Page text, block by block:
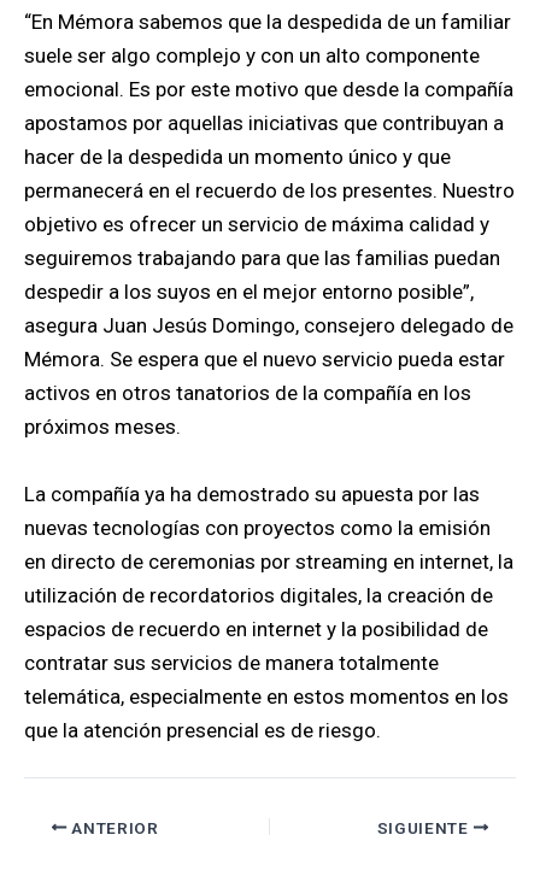
“En Mémora sabemos que la despedida de un familiar
suele ser algo complejo y con un alto componente
emocional. Es por este motivo que desde la compañía
apostamos por aquellas iniciativas que contribuyan a
hacer de la despedida un momento único y que
permanecerá en el recuerdo de los presentes. Nuestro
objetivo es ofrecer un servicio de máxima calidad y
seguiremos trabajando para que las familias puedan
despedir a los suyos en el mejor entorno posible”,
asegura Juan Jesús Domingo, consejero delegado de
Mémora. Se espera que el nuevo servicio pueda estar
activos en otros tanatorios de la compañía en los
próximos meses.
La compañía ya ha demostrado su apuesta por las
nuevas tecnologías con proyectos como la emisión
en directo de ceremonias por streaming en internet, la
utilización de recordatorios digitales, la creación de
espacios de recuerdo en internet y la posibilidad de
contratar sus servicios de manera totalmente
telemática, especialmente en estos momentos en los
que la atención presencial es de riesgo.
ANTERIOR SIGUIENTE